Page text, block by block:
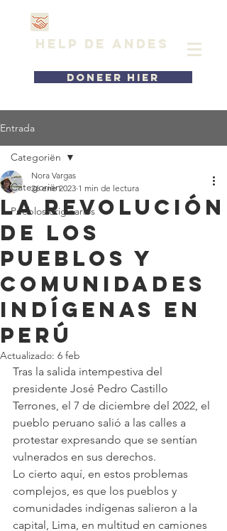
HELP DE ANDES
DONEER HIER
Entrada
Categoriën
Pueblos originarios
Categoriën
la revolución
de los
pueblos y
comunidades
indígenas en
perú
Nora Vargas
26 ene 2023 1 min de lectura
Actualizado: 6 feb
Tras la salida intempestiva del
presidente José Pedro Castillo
Terrones, el 7 de diciembre del 2022, el
pueblo peruano salió a las calles a
protestar expresando que se sentían
vulnerados en sus derechos.
Lo cierto aquí, en estos problemas
complejos, es que los pueblos y
comunidades indígenas salieron a la
capital, Lima, en multitud en camiones